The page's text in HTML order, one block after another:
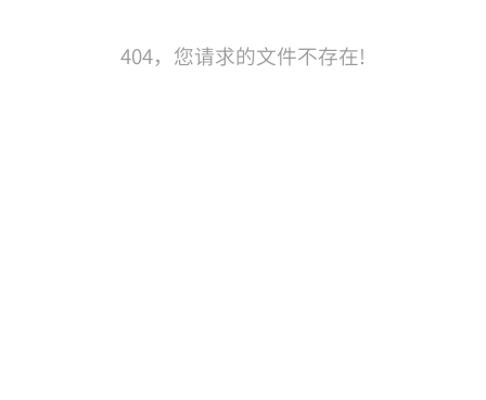
404，您请求的文件不存在!